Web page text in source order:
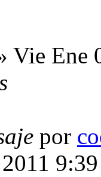
Vie Ene
por